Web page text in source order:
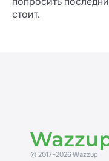
стоит.
© 2017–2026 Wazzup